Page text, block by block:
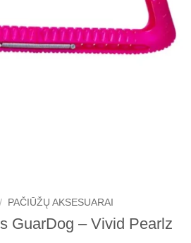
/ PAČIŪŽŲ AKSESUARAI
GuarDog – Vivid Pearlz